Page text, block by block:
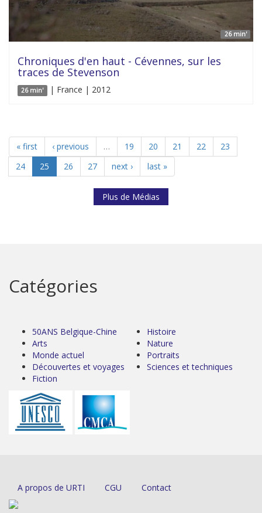
26 min'
Chroniques d'en haut - Cévennes, sur les
traces de Stevenson
26 min' | France | 2012
« first ‹ previous … 19 20 21 22
23
24
25 26 27 next › last »
Plus de Médias
Catégories
50ANS Belgique-Chine
Arts
Monde actuel
Découvertes et voyages
Fiction
Histoire
Nature
Portraits
Sciences et techniques
A propos de URTI CGU Contact